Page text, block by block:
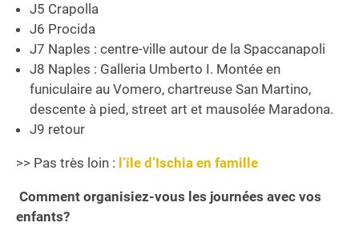
J5 Crapolla
J6 Procida
J7 Naples : centre-ville autour de la Spaccanapoli
J8 Naples : Galleria Umberto I. Montée en
funiculaire au Vomero, chartreuse San Martino,
descente à pied, street art et mausolée Maradona.
J9 retour
>> Pas très loin : l’île d’Ischia en famille
Comment organisiez-vous les journées avec vos
enfants?